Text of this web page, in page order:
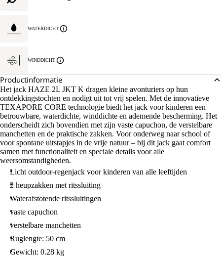
WATERDICHT
WINDDICHT
Productinformatie
Het jack HAZE 2L JKT K dragen kleine avonturiers op hun
ontdekkingstochten en nodigt uit tot vrij spelen. Met de innovatieve
TEXAPORE CORE technologie biedt het jack voor kinderen een
betrouwbare, waterdichte, winddichte en ademende bescherming. Het
onderscheidt zich bovendien met zijn vaste capuchon, de verstelbare
manchetten en de praktische zakken. Voor onderweg naar school of
voor spontane uitstapjes in de vrije natuur – bij dit jack gaat comfort
samen met functionaliteit en speciale details voor alle
weersomstandigheden.
Licht outdoor-regenjack voor kinderen van alle leeftijden
2 heupzakken met ritssluiting
Waterafstotende ritssluitingen
vaste capuchon
verstelbare manchetten
Ruglengte: 50 cm
Gewicht: 0.28 kg